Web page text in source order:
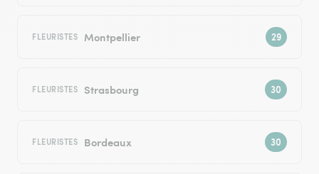
FLEURISTES Montpellier
FLEURISTES Strasbourg
FLEURISTES Bordeaux